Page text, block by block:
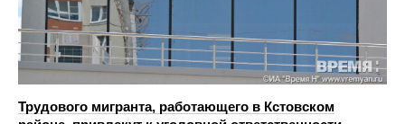
Трудового мигранта, работающего в Кстовском